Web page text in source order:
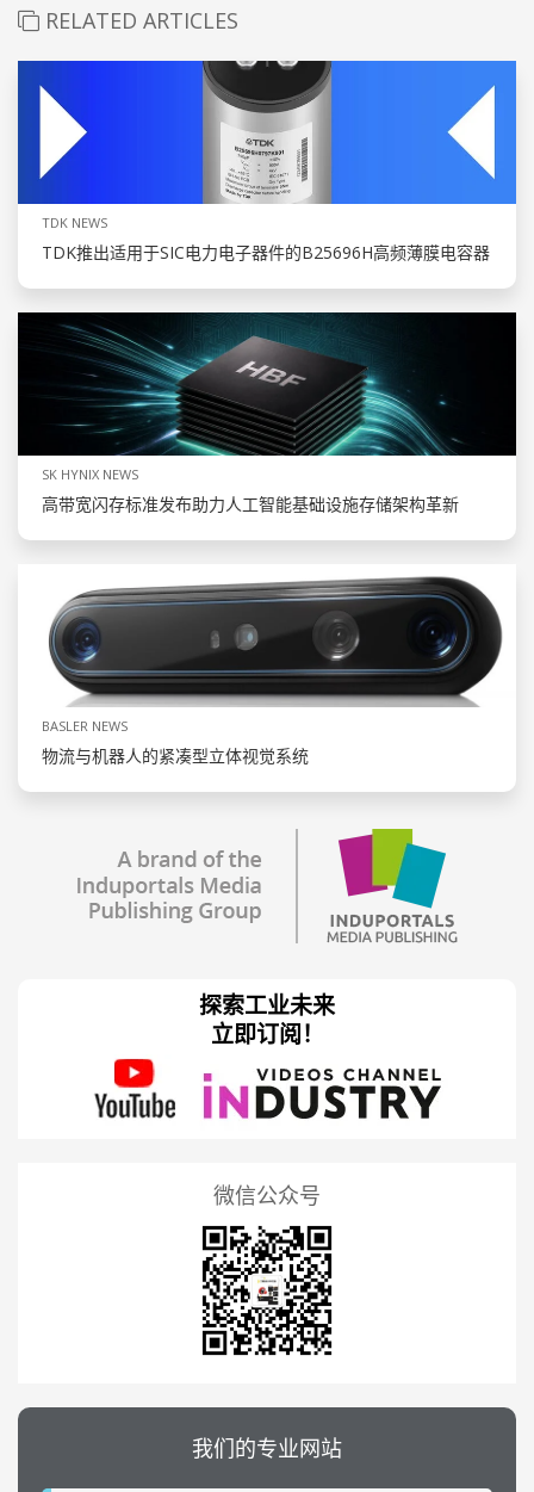
RELATED ARTICLES
TDK NEWS
TDK推出适用于SIC电力电子器件的B25696H高频薄膜电容器
SK HYNIX NEWS
高带宽闪存标准发布助力人工智能基础设施存储架构革新
BASLER NEWS
物流与机器人的紧凑型立体视觉系统
探索工业未来
立即订阅！
微信公众号
我们的专业网站